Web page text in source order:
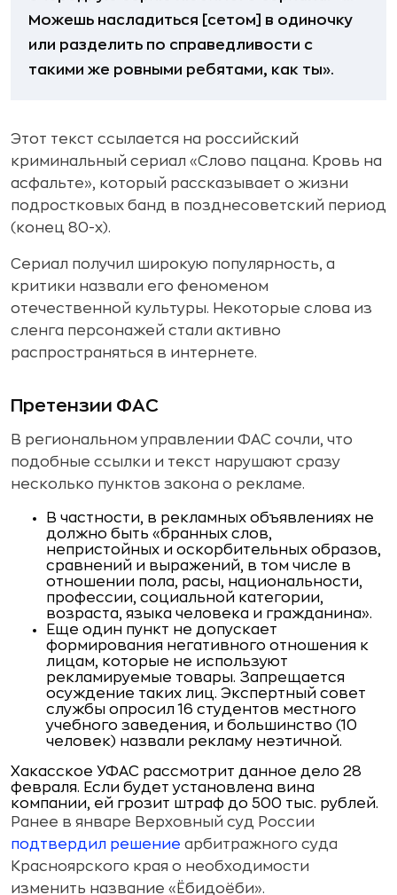
Можешь насладиться [сетом] в одиночку
или разделить по справедливости с
такими же ровными ребятами, как ты».
Этот текст ссылается на российский
криминальный сериал «Слово пацана. Кровь на
асфальте», который рассказывает о жизни
подростковых банд в позднесоветский период
(конец 80-х).
Сериал получил широкую популярность, а
критики назвали его феноменом
отечественной культуры. Некоторые слова из
сленга персонажей стали активно
распространяться в интернете.
Претензии ФАС
В региональном управлении ФАС сочли, что
подобные ссылки и текст нарушают сразу
несколько пунктов закона о рекламе.
В частности, в рекламных объявлениях не
должно быть «бранных слов,
непристойных и оскорбительных образов,
сравнений и выражений, в том числе в
отношении пола, расы, национальности,
профессии, социальной категории,
возраста, языка человека и гражданина».
Еще один пункт не допускает
формирования негативного отношения к
лицам, которые не используют
рекламируемые товары. Запрещается
осуждение таких лиц. Экспертный совет
службы опросил 16 студентов местного
учебного заведения, и большинство (10
человек) назвали рекламу неэтичной.
Хакасское УФАС рассмотрит данное дело 28
февраля. Если будет установлена вина
компании, ей грозит штраф до 500 тыс. рублей.
Ранее в январе Верховный суд России
подтвердил решение арбитражного суда
Красноярского края о необходимости
изменить название «Ёбидоёби».